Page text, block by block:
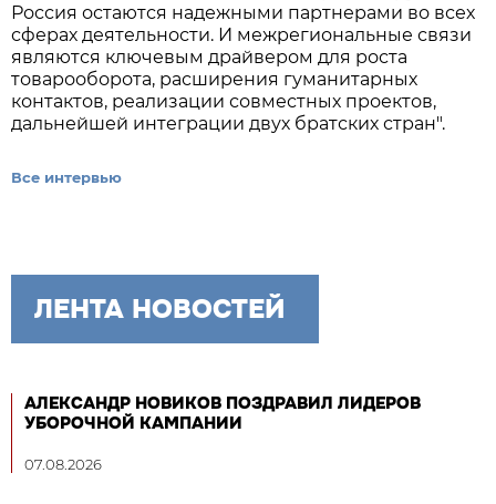
Россия остаются надежными партнерами во всех
сферах деятельности. И межрегиональные связи
являются ключевым драйвером для роста
товарооборота, расширения гуманитарных
контактов, реализации совместных проектов,
дальнейшей интеграции двух братских стран".
Все интервью
ЛЕНТА НОВОСТЕЙ
АЛЕКСАНДР НОВИКОВ ПОЗДРАВИЛ ЛИДЕРОВ
УБОРОЧНОЙ КАМПАНИИ
07.08.2026